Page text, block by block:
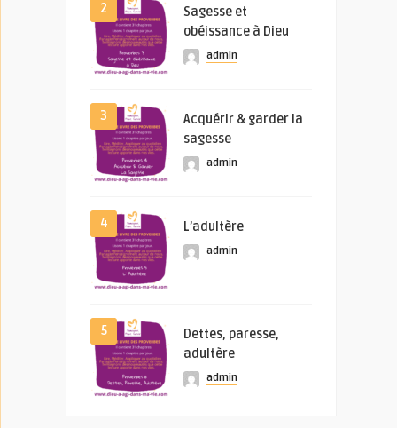
2
Sagesse et
obéissance à Dieu
admin
3
Acquérir & garder la
sagesse
admin
4 L’adultère
admin
5
Dettes, paresse,
adultère
admin